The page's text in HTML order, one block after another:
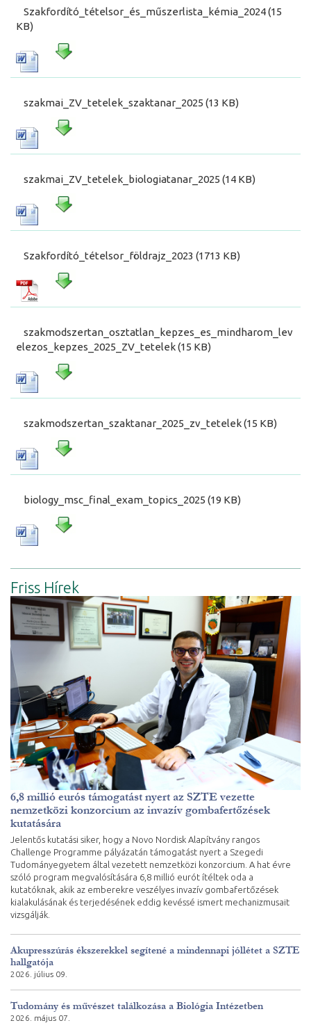
Szakfordító_tételsor_és_műszerlista_kémia_2024 (15
KB)
szakmai_ZV_tetelek_szaktanar_2025 (13 KB)
szakmai_ZV_tetelek_biologiatanar_2025 (14 KB)
Szakfordító_tételsor_földrajz_2023 (1713 KB)
szakmodszertan_osztatlan_kepzes_es_mindharom_lev
elezos_kepzes_2025_ZV_tetelek (15 KB)
szakmodszertan_szaktanar_2025_zv_tetelek (15 KB)
biology_msc_final_exam_topics_2025 (19 KB)
Friss Hírek
6,8 millió eurós támogatást nyert az SZTE vezette
nemzetközi konzorcium az invazív gombafertőzések
kutatására
Jelentős kutatási siker, hogy a Novo Nordisk Alapítvány rangos
Challenge Programme pályázatán támogatást nyert a Szegedi
Tudományegyetem által vezetett nemzetközi konzorcium. A hat évre
szóló program megvalósítására 6,8 millió eurót ítéltek oda a
kutatóknak, akik az emberekre veszélyes invazív gombafertőzések
kialakulásának és terjedésének eddig kevéssé ismert mechanizmusait
vizsgálják.
Akupresszúrás ékszerekkel segítené a mindennapi jóllétet a SZTE
hallgatója
2026. július 09.
Tudomány és művészet találkozása a Biológia Intézetben
2026. május 07.